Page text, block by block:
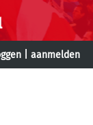
aanmelden